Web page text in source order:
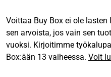
Voittaa Buy Box ei ole
sen arvoista, jos vain sen
vuoksi. Kirjoitimme
Box:ään 13 vaiheessa. Voit